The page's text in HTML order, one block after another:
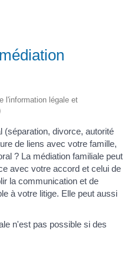
l'information légale et
(séparation, divorce, autorité
de liens avec votre famille,
? La médiation familiale peut
avec votre accord et celui de
la communication et de
à votre litige. Elle peut aussi
n'est pas possible si des